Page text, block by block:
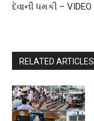
દેવાની ધમકી – VIDEO
RELATED ARTICLES